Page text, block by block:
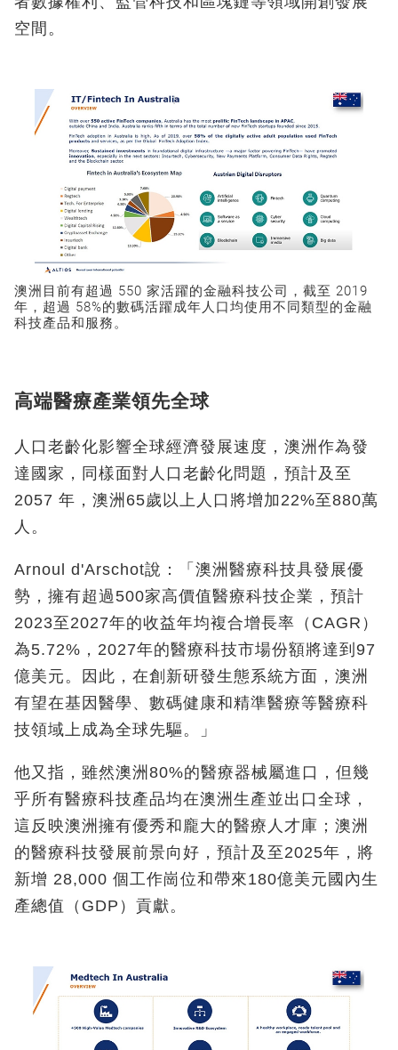
空間。
澳洲目前有超過 550 家活躍的金融科技公司，截至 2019
年，超過 58%的數碼活躍成年人口均使用不同類型的金融
科技產品和服務。
高端醫療產業領先全球
人口老齡化影響全球經濟發展速度，澳洲作為發
達國家，同樣面對人口老齡化問題，預計及至
2057 年，澳洲65歲以上人口將增加22%至880萬
人。
Arnoul d'Arschot說：「澳洲醫療科技具發展優
勢，擁有超過500家高價值醫療科技企業，預計
2023至2027年的收益年均複合增長率（CAGR）
為5.72%，2027年的醫療科技市場份額將達到97
億美元。因此，在創新研發生態系統方面，澳洲
有望在基因醫學、數碼健康和精準醫療等醫療科
技領域上成為全球先驅。」
他又指，雖然澳洲80%的醫療器械屬進口，但幾
乎所有醫療科技產品均在澳洲生產並出口全球，
這反映澳洲擁有優秀和龐大的醫療人才庫；澳洲
的醫療科技發展前景向好，預計及至2025年，將
新增 28,000 個工作崗位和帶來180億美元國內生
產總值（GDP）貢獻。